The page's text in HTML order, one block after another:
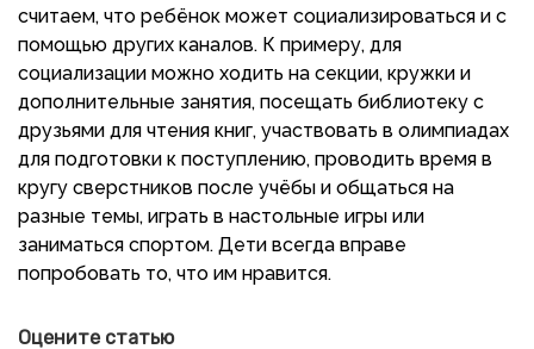
считаем, что ребёнок может социализироваться и с
помощью других каналов. К примеру, для
социализации можно ходить на секции, кружки и
дополнительные занятия, посещать библиотеку с
друзьями для чтения книг, участвовать в олимпиадах
для подготовки к поступлению, проводить время в
кругу сверстников после учёбы и общаться на
разные темы, играть в настольные игры или
заниматься спортом. Дети всегда вправе
попробовать то, что им нравится.
Оцените статью